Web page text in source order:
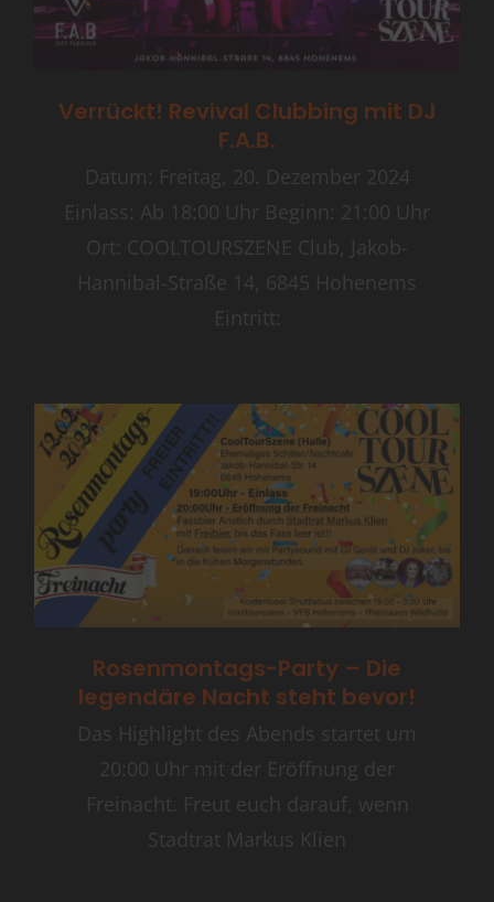
Verrückt! Revival Clubbing mit DJ
F.A.B.
Datum: Freitag, 20. Dezember 2024
Einlass: Ab 18:00 Uhr Beginn: 21:00 Uhr
Ort: COOLTOURSZENE Club, Jakob-
Hannibal-Straße 14, 6845 Hohenems
Eintritt:
Rosenmontags-Party – Die
legendäre Nacht steht bevor!
Das Highlight des Abends startet um
20:00 Uhr mit der Eröffnung der
Freinacht. Freut euch darauf, wenn
Stadtrat Markus Klien